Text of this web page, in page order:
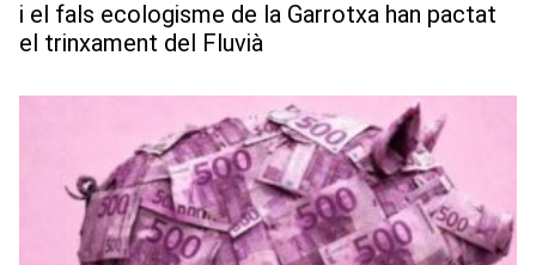
i el fals ecologisme de la Garrotxa han pactat
el trinxament del Fluvià